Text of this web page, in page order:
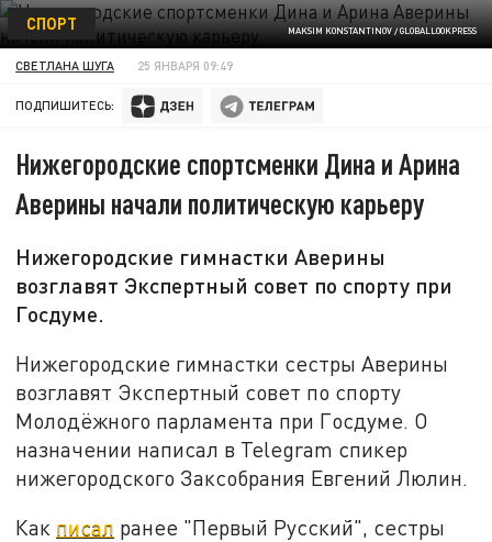
MAKSIM KONSTANTINOV / GLOBALLOOKPRESS
СПОРТ
СВЕТЛАНА ШУГА 25 ЯНВАРЯ 09:49
ПОДПИШИТЕСЬ:
Нижегородские спортсменки Дина и Арина
Аверины начали политическую карьеру
Нижегородские гимнастки Аверины
возглавят Экспертный совет по спорту при
Госдуме.
Нижегородские гимнастки сестры Аверины
возглавят Экспертный совет по спорту
Молодёжного парламента при Госдуме. О
назначении написал в Telegram спикер
нижегородского Заксобрания Евгений Люлин.
Как писал ранее "Первый Русский", сестры